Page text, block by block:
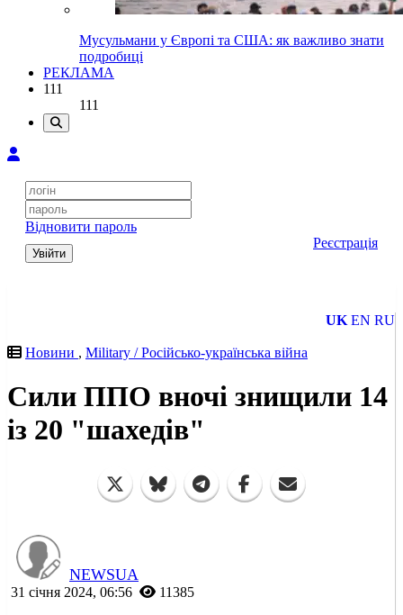
Мусульмани у Європі та США: як важливо знати
подробиці
РЕКЛАМА
111
111
Відновити пароль
Увійти
Реєстрація
UK EN RU
Новини , Military / Російсько-українська війна
Сили ППО вночі знищили 14
із 20 "шахедів"
NEWSUA
31 січня 2024, 06:56 11385